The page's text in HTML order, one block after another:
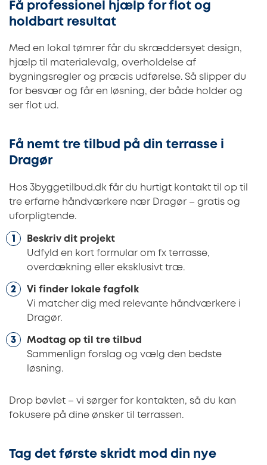
Få professionel hjælp for flot og
holdbart resultat
Med en lokal tømrer får du skræddersyet design,
hjælp til materialevalg, overholdelse af
bygningsregler og præcis udførelse. Så slipper du
for besvær og får en løsning, der både holder og
ser flot ud.
Få nemt tre tilbud på din terrasse i
Dragør
Hos 3byggetilbud.dk får du hurtigt kontakt til op til
tre erfarne håndværkere nær Dragør – gratis og
uforpligtende.
Beskriv dit projekt
Udfyld en kort formular om fx terrasse,
overdækning eller eksklusivt træ.
Vi finder lokale fagfolk
Vi matcher dig med relevante håndværkere i
Dragør.
Modtag op til tre tilbud
Sammenlign forslag og vælg den bedste
løsning.
Drop bøvlet – vi sørger for kontakten, så du kan
fokusere på dine ønsker til terrassen.
Tag det første skridt mod din nye